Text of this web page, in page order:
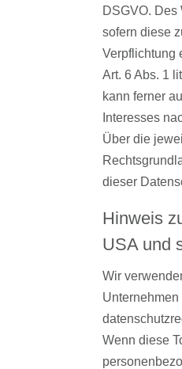
DSGVO. Des
sofern diese
Verpflichtung
Art. 6 Abs. 1
kann ferner
Interesses
Über die
dieser
Hinweis
USA und
Wir
Wenn diese